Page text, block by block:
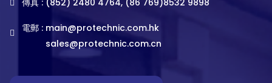
傳真 : (852) 2480 4764, (86 769)8532 9898
電郵 : main@protechnic.com.hk
sales@protechnic.com.cn